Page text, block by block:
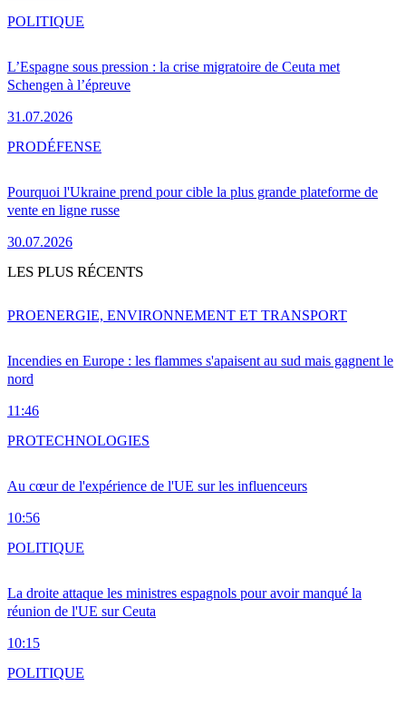
L’Espagne sous pression : la crise migratoire de Ceuta met
Schengen à l’épreuve
31.07.2026
POLITIQUE
Pourquoi l'Ukraine prend pour cible la plus grande plateforme de
vente en ligne russe
30.07.2026
PRODÉFENSE
LES PLUS RÉCENTS
Incendies en Europe : les flammes s'apaisent au sud mais gagnent le
nord
11:46
PROENERGIE, ENVIRONNEMENT ET TRANSPORT
Au cœur de l'expérience de l'UE sur les influenceurs
10:56
PROTECHNOLOGIES
La droite attaque les ministres espagnols pour avoir manqué la
réunion de l'UE sur Ceuta
10:15
POLITIQUE
POLITIQUE